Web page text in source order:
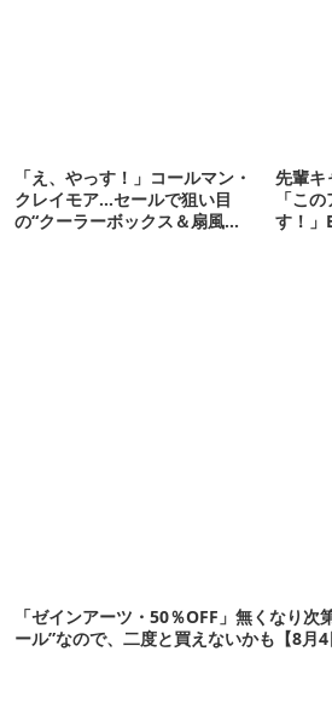
「え、やっす！」コールマン・
クレイモア…セールで狙い目
の“クーラーボックス＆扇風
先輩キ
「こ
す！」
「ゼインアーツ・50％OFF」無くなり次
ール”なので、二度と買えないかも【8月4